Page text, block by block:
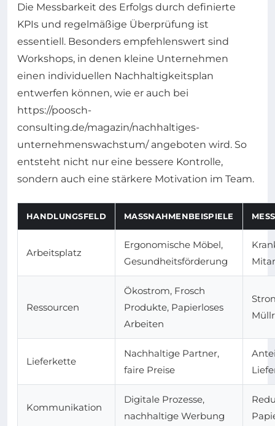
Die Messbarkeit des Erfolgs durch definierte
KPIs und regelmäßige Überprüfung ist
essentiell. Besonders empfehlenswert sind
Workshops, in denen kleine Unternehmen
einen individuellen Nachhaltigkeitsplan
entwerfen können, wie er auch bei
https://poosch-
consulting.de/magazin/nachhaltiges-
unternehmenswachstum/ angeboten wird. So
entsteht nicht nur eine bessere Kontrolle,
sondern auch eine stärkere Motivation im Team.
HANDLUNGSFELD MASSNAHMENBEISPIELE
Arbeitsplatz
Ergonomische Möbel,
Gesundheitsförderung
Ressourcen
Ökostrom, Frosch
Produkte, Papierloses
Arbeiten
Lieferkette
Nachhaltige Partner,
faire Preise
Kommunikation
Digitale Prozesse,
nachhaltige Werbung